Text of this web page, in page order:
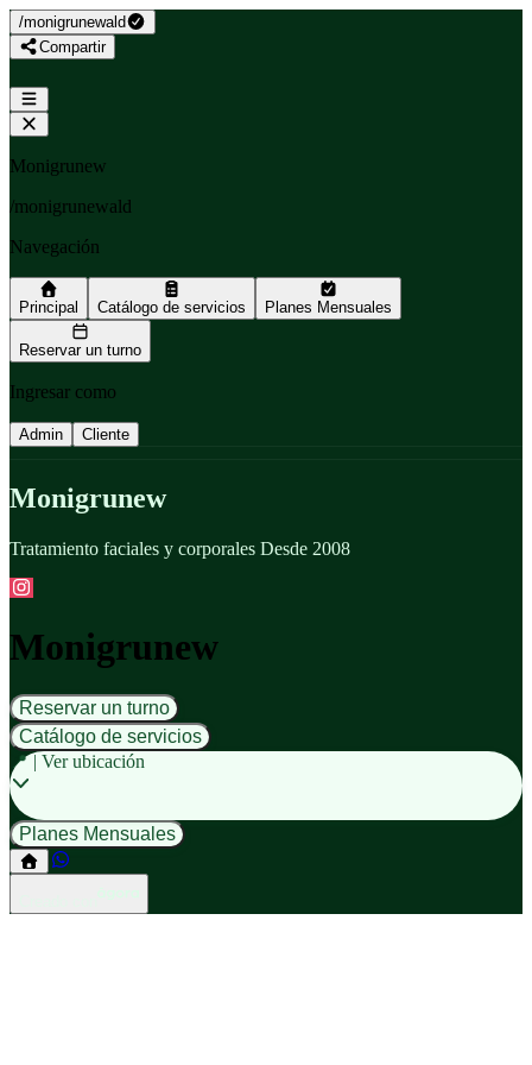
/monigrunewald
Compartir
Monigrunew
/monigrunewald
Navegación
Principal Catálogo de servicios Planes Mensuales
Reservar un turno
Ingresar como
Admin Cliente
Monigrunew
Tratamiento faciales y corporales Desde 2008
Monigrunew
Reservar un turno
Catálogo de servicios
📍 | Ver ubicación
Planes Mensuales